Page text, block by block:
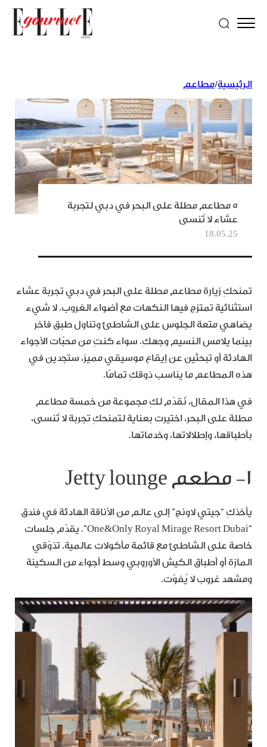
الرئيسية/مطاعم
5 مطاعم مطلة على البحر في دبي لتجربة
عشاء لا تُنسى
18.05.25
تمنحكِ زيارة مطاعم مطلة على البحر في دبي تجربة عشاء
استثنائية تمتزج فيها النكهات مع أضواء الغروب. لا شيء
يضاهي متعة الجلوس على الشاطئ وتناول طبق فاخر
بينما يلامس النسيم وجهكِ. سواء كنتِ من محبّات الأجواء
الهادئة أو تبحثين عن إيقاع موسيقي مميز، ستجدين في
هذه المطاعم ما يناسب ذوقكِ تمامًا.
في هذا المقال، نُقدّم لكِ مجموعة من خمسة مطاعم
مطلة على البحر، اختيرت بعناية لتمنحكِ تجربة لا تُنسى،
بأطباقها، وإطلالاتها، وخدماتها.
١- مطعم Jetty lounge
يأخذكِ “جيتي لاونج” إلى عالم من الأناقة الهادئة في فندق
“One&Only Royal Mirage Resort Dubai”. يقدّم جلسات
خاصة على الشاطئ مع قائمة مأكولات عالمية. تذوّقي
المازة أو أطباق الكيش الأوروبي وسط أجواء من السكينة
ومشهد غروب لا يُفوّت.